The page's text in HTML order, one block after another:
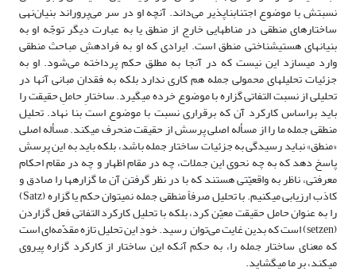
نسبتش با موضوع اجتناب‏ناپذیر می‌داند. آنچه او در سر می‌پروراند بنیان‌نهى
ساختارهاى منطقى در مناط‏هایى خارج از منطق یا به عبارت دیگر توجّه او به
بنیان‏هاى هستى‏شناختى منطق است. ایرادى که او به فرادهشِ مباحث منطقى
وارد مى‏سازد این نیست که در آنجا به مطلق حکم پرداخته می‌شود. او به
جزئیات تحلیل‏هاى محمولى جمله هم کارى ندارد بلکه به فقدان مبانى آنها در
تحلیلى از نسبت التفاتى گزاره با موضوع خرده مى‏گیرد. ساختارِ حاملِ حقیقت را
باید براساس کارکرد آن که برقرارى نسبت با موضوع است بنا نهاد. تحلیل
منطقى جمله ما را از مسأله اصلى پرسش از حقیقت منحرف مى‏کند. مسأله اصلی
«منطق» نباید رسیدگی به جزئیات ساختار جمله باشد، بلکه باید به این پرسش
پاسخ دهد که به چه نحوى این جملات، چه در مقام اظهار و چه در مقام احکام
معرفتى، ناظر به واقعیّتى هستند که با در نظر گرفتن آن ما گزاره‏ها را صادق و
کاذب ارزیابى مى‏کنیم. با تحلیل صرفاً منطقى جمله نمى‏توان حکم یا گزاره (Satz)
را به عنوان حامل حقیقت معیّن کرد، بلکه با تحلیل کارکرد التفاتى فعل گزاردن
(setzen) است که بدین غایت مى‌توان ‏رسید. خودِ این تحلیل تازه مقدّمه‌ای است
که معناى ساختار جمله را، به حکم آنکه این ساختار از کارکرد گزاره پیروى
مى‏کند، بر ما مى‏گشاید.